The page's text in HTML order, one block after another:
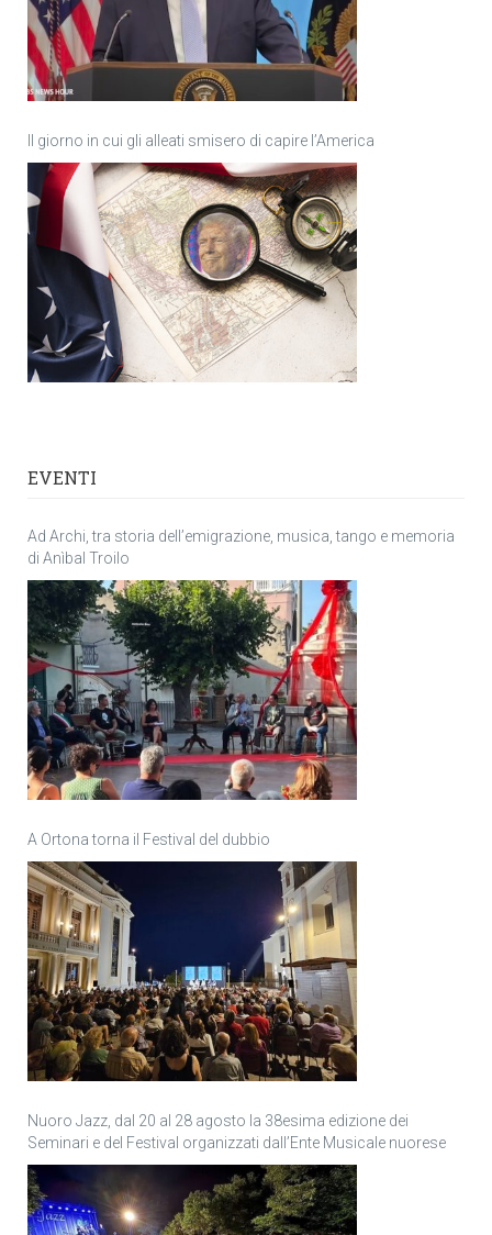
Il giorno in cui gli alleati smisero di capire l’America
EVENTI
Ad Archi, tra storia dell’emigrazione, musica, tango e memoria
di Anìbal Troilo
A Ortona torna il Festival del dubbio
Nuoro Jazz, dal 20 al 28 agosto la 38esima edizione dei
Seminari e del Festival organizzati dall’Ente Musicale nuorese